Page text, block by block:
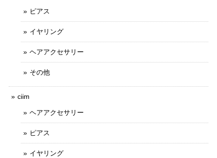
ピアス
イヤリング
ヘアアクセサリー
その他
ciim
ヘアアクセサリー
ピアス
イヤリング